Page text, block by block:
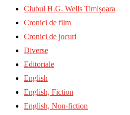
Clubul H.G. Wells Timișoara
Cronici de film
Cronici de jocuri
Diverse
Editoriale
English
English, Fiction
English, Non-fiction